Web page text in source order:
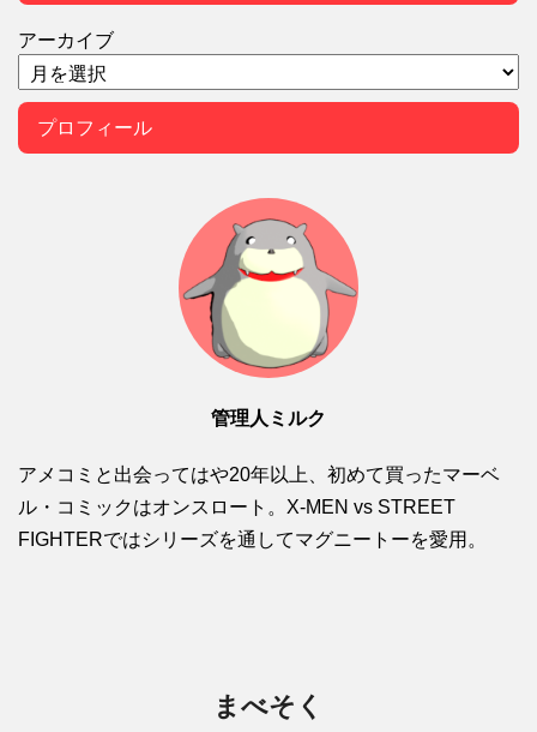
アーカイブ
プロフィール
管理人ミルク
アメコミと出会ってはや20年以上、初めて買ったマーベ
ル・コミックはオンスロート。X-MEN vs STREET
FIGHTERではシリーズを通してマグニートーを愛用。
まべそく